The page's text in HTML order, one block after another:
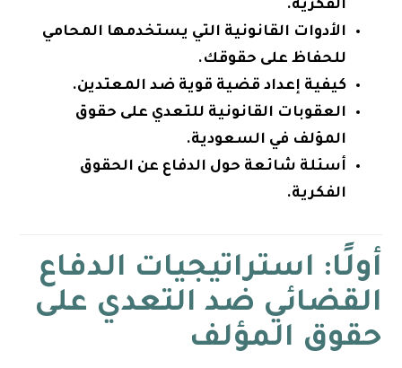
الفكرية.
الأدوات القانونية التي يستخدمها المحامي
للحفاظ على حقوقك.
كيفية إعداد قضية قوية ضد المعتدين.
العقوبات القانونية للتعدي على حقوق
المؤلف في السعودية.
أسئلة شائعة حول الدفاع عن الحقوق
الفكرية.
أولًا: استراتيجيات الدفاع
القضائي ضد التعدي على
حقوق المؤلف